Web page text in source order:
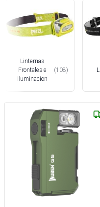
Linternas
Frontales e
Iluminacion
(108)